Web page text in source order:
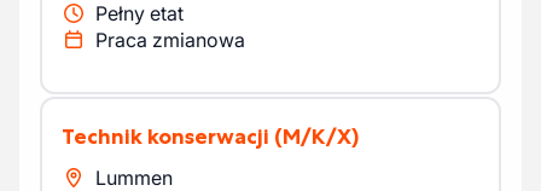
Pełny etat
Praca zmianowa
Technik konserwacji (M/K/X)
Lummen